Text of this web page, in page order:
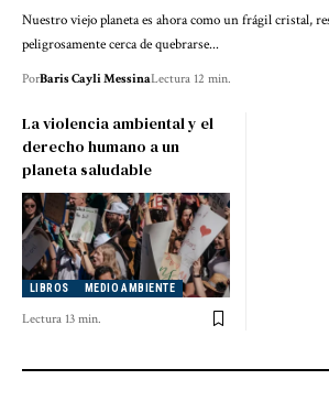
Nuestro viejo planeta es ahora como un frágil cristal,
peligrosamente cerca de quebrarse...
PorBaris Cayli MessinaLectura 12 min.
La violencia ambiental y el
derecho humano a un
planeta saludable
LIBROS MEDIO AMBIENTE
Lectura 13 min.